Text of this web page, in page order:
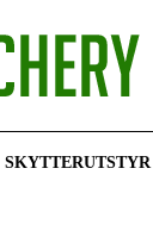
SKYTTERUTSTYR